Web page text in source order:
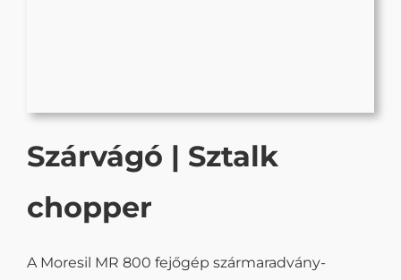
Szárvágó | Sztalk
chopper
A Moresil MR 800 fejőgép szármaradvány-